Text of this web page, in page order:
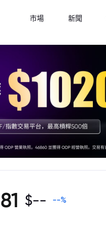
市場 新聞
$-- --%